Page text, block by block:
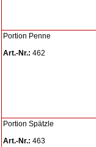
Portion Penne
Art.-Nr.: 462
Portion Spätzle
Art.-Nr.: 463